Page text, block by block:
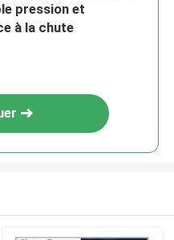
pression et
à la chute